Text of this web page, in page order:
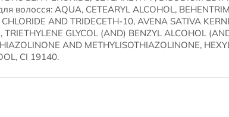
волосся: AQUA, CETEARYL ALCOHOL,
AND TRIDECETH-10, AVENA SATIVA
TRIETHYLENE GLYCOL (AND) BENZYL ALCOHOL
AND METHYLISOTHIAZOLINONE,
CI 19140.